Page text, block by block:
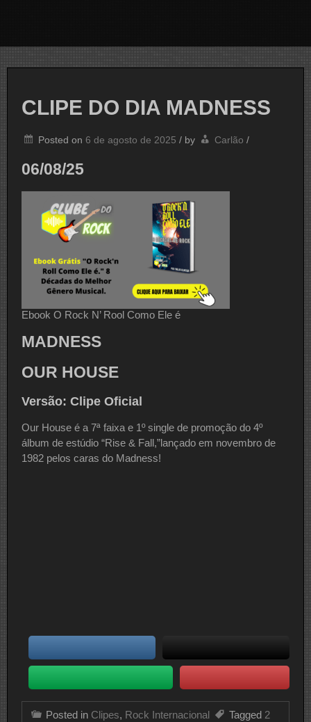
CLIPE DO DIA MADNESS
Posted on 6 de agosto de 2025 / by Carlão /
06/08/25
Ebook O Rock N’ Rool Como Ele é
MADNESS
OUR HOUSE
Versão: Clipe Oficial
Our House é a 7ª faixa e 1º single de promoção do 4º
álbum de estúdio “Rise & Fall,”lançado em novembro de
1982 pelos caras do Madness!
Posted in Clipes, Rock Internacional Tagged 2